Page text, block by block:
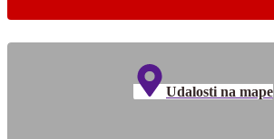
Udalosti na mape